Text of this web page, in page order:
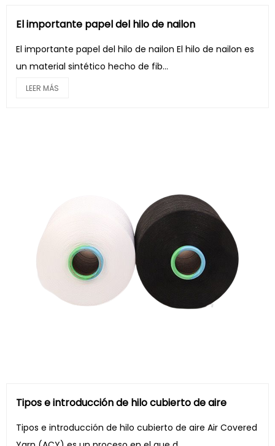
El importante papel del hilo de nailon
El importante papel del hilo de nailon El hilo de nailon es
un material sintético hecho de fib...
LEER MÁS
Tipos e introducción de hilo cubierto de aire
Tipos e introducción de hilo cubierto de aire Air Covered